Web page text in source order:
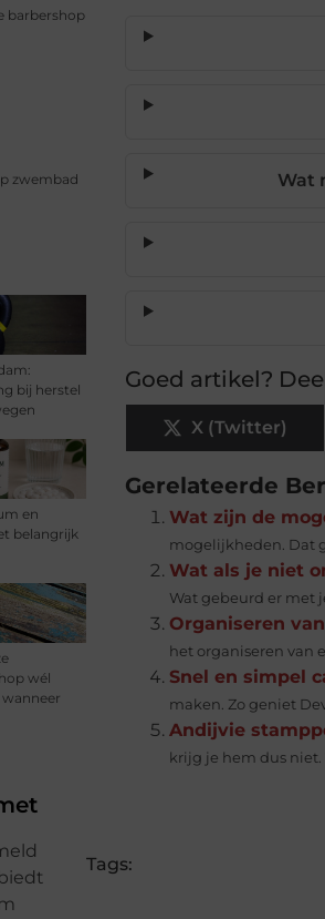
barbershop
zwembad
bij herstel
en
belangrijk
wél
wanneer
Wat
Goed artikel?
X (Twitter)
Gerelateerde
Wat zijn de
mogelijkheden. Dat
Wat als je niet
Wat gebeurd er met
Organiseren
het organiseren van
Snel en simpel
maken. Zo geniet
Andijvie
krijg je hem dus
Tags: